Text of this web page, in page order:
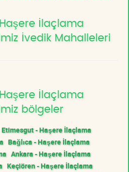
İlaçlama
İvedik Mahalleleri
İlaçlama
bölgeler
Etimesgut - Haşere İlaçlama
Bağlıca - Haşere İlaçlama
Ankara - Haşere İlaçlama
Keçiören - Haşere İlaçlama